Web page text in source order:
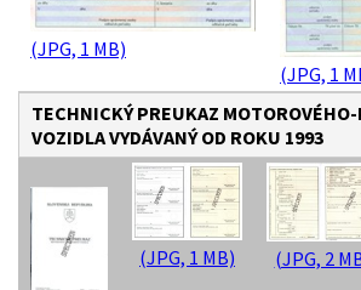
(JPG, 1 MB)
(JPG, 1
TECHNICKÝ PREUKAZ
VOZIDLA VYDÁVANÝ OD ROKU 1993
(JPG, 1 MB) (JPG, 2